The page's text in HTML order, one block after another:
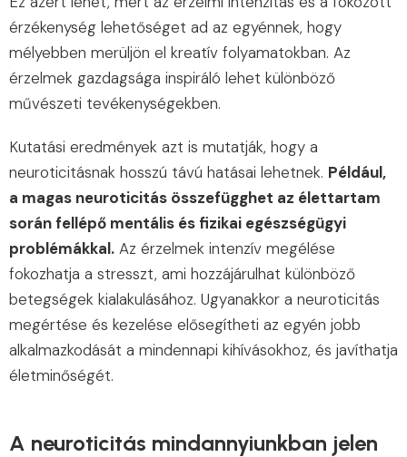
érzékenység lehetőséget ad az egyénnek, hogy
mélyebben merüljön el kreatív folyamatokban. Az
érzelmek gazdagsága inspiráló lehet különböző
művészeti tevékenységekben.
Kutatási eredmények azt is mutatják, hogy a
neuroticitásnak hosszú távú hatásai lehetnek. Például,
a magas neuroticitás összefügghet az élettartam
során fellépő mentális és fizikai egészségügyi
problémákkal. Az érzelmek intenzív megélése
fokozhatja a stresszt, ami hozzájárulhat különböző
betegségek kialakulásához. Ugyanakkor a neuroticitás
megértése és kezelése elősegítheti az egyén jobb
alkalmazkodását a mindennapi kihívásokhoz, és javíthatja
életminőségét.
A neuroticitás mindannyiunkban jelen